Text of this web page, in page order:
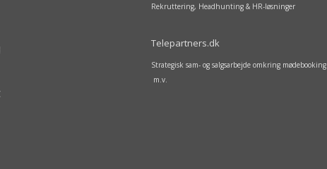
Rekruttering, Headhunting & HR-løsninger
Telepartners.dk
Strategisk sam- og salgsarbejde omkring mødebooking
m.v.